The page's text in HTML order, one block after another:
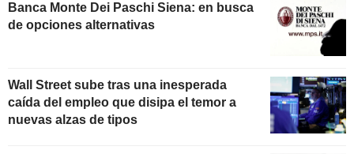
Banca Monte Dei Paschi Siena: en busca
de opciones alternativas
Wall Street sube tras una inesperada
caída del empleo que disipa el temor a
nuevas alzas de tipos